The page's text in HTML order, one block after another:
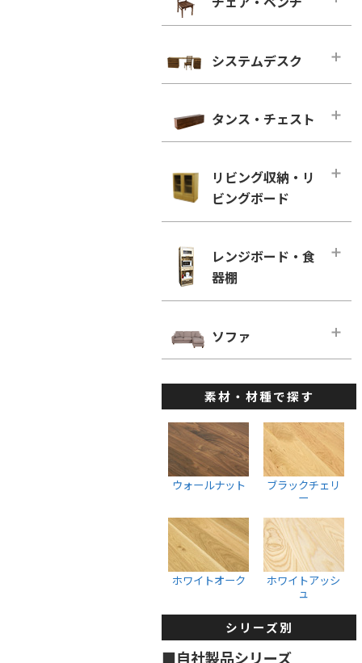
ホワイトオーク
ホワイトオーク
ホワイトアッシュ
2人用
4人用
6人用
シンプルタイプ
ウォールナット
ホワイトオーク
凛／RIN
ブラックチェリー
ホワイトオーク
ホワイトアッシュ
ダイニングチェア
ブラックチェリー
ホワイトオーク
ホワイトアッシュ
リビングチェア
デスクチェア・オフィスチェア
ベンチ
ウォールナット
ブラックチェリー
ホワイトアッシュ
スツール
システムデスク
■幅160cm
幅160cm－奥行き60cm
■幅180cm
幅180cm－奥行き46cm
幅180cm－奥行き60cm
■幅200cm
幅200cm－奥行き46cm
幅200cm－奥行き60cm
■幅220cm
幅220cm－奥行き46cm
幅220cmー奥行き60cm
■幅240cm
幅240cm－奥行き46cm
幅240cmー奥行き60cm
タンス・チェスト
ローチェスト
幅100cm未満
幅150cm～200cm未満
幅200cm以上
ブラックチェリー
ホワイトオーク
ホワイトアッシュ
幅100cm未満
幅100cm～150cm未満
幅150cm～200cm未満
幅200cm以上
ウォールナット
ブラックチェリー
ホワイトアッシュ
タンス・着物箪笥
リビング収納・リ
ビングボード
インページ
キャビネット・サイドボード
ウォールナット
ブラックチェリー
棚・ラック・シェルフ
ウォールナット
ブラックチェリー
ホワイトオーク
収納ボックス
レンジボード・食
器棚
ジ
レンジボード
ソファ
カウチソファ
1人掛けソファ
2人掛けソファ
3人掛けソファ
ブラックチェリー
ホワイトオーク
素材・材種で探す
ウォールナット
ブラックチェリ
ー
ホワイトオーク
ホワイトアッシ
ュ
シリーズ別
■自社製品シリーズ